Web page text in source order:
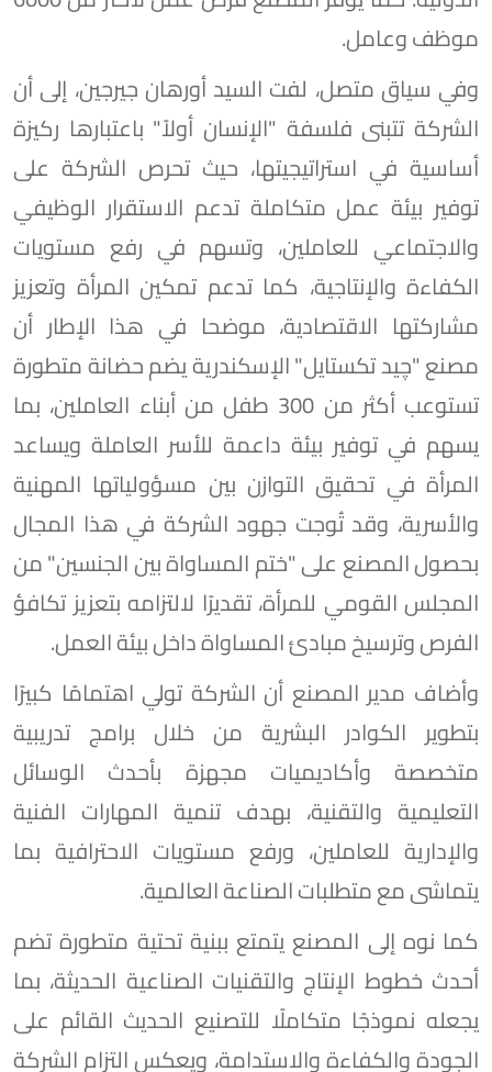
موظف وعامل.
وفي سياق متصل، لفت السيد أورهان جيرجين، إلى أن
الشركة تتبنى فلسفة "الإنسان أولاً" باعتبارها ركيزة
أساسية في استراتيجيتها، حيث تحرص الشركة على
توفير بيئة عمل متكاملة تدعم الاستقرار الوظيفي
والاجتماعي للعاملين، وتسهم في رفع مستويات
الكفاءة والإنتاجية، كما تدعم تمكين المرأة وتعزيز
مشاركتها الاقتصادية، موضحا في هذا الإطار أن
مصنع "چيد تكستايل" الإسكندرية يضم حضانة متطورة
تستوعب أكثر من 300 طفل من أبناء العاملين، بما
يسهم في توفير بيئة داعمة للأسر العاملة ويساعد
المرأة في تحقيق التوازن بين مسؤولياتها المهنية
والأسرية، وقد تُوجت جهود الشركة في هذا المجال
بحصول المصنع على "ختم المساواة بين الجنسين" من
المجلس القومي للمرأة، تقديرًا لالتزامه بتعزيز تكافؤ
الفرص وترسيخ مبادئ المساواة داخل بيئة العمل.
وأضاف مدير المصنع أن الشركة تولي اهتمامًا كبيرًا
بتطوير الكوادر البشرية من خلال برامج تدريبية
متخصصة وأكاديميات مجهزة بأحدث الوسائل
التعليمية والتقنية، بهدف تنمية المهارات الفنية
والإدارية للعاملين، ورفع مستويات الاحترافية بما
يتماشى مع متطلبات الصناعة العالمية.
كما نوه إلى المصنع يتمتع ببنية تحتية متطورة تضم
أحدث خطوط الإنتاج والتقنيات الصناعية الحديثة، بما
يجعله نموذجًا متكاملًا للتصنيع الحديث القائم على
الجودة والكفاءة والاستدامة، ويعكس التزام الشركة